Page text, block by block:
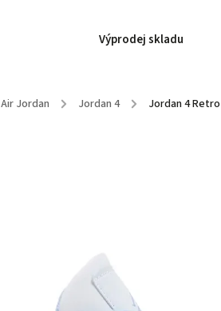
Výprodej skladu
Air Jordan / Jordan 4 / Jordan 4